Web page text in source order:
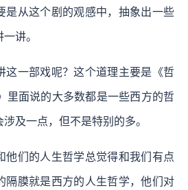
是从这个剧的观感中，抽象出一些
讲。
这一部戏呢？这个道理主要是《哲
里面说的大多数都是一些西方的哲
及一点，但不是特别的多。
他们的人生哲学总觉得和我们有点
隔膜就是西方的人生哲学，他们对